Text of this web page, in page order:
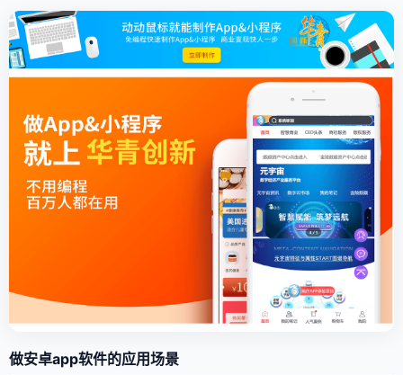
做安卓app软件的应用场景